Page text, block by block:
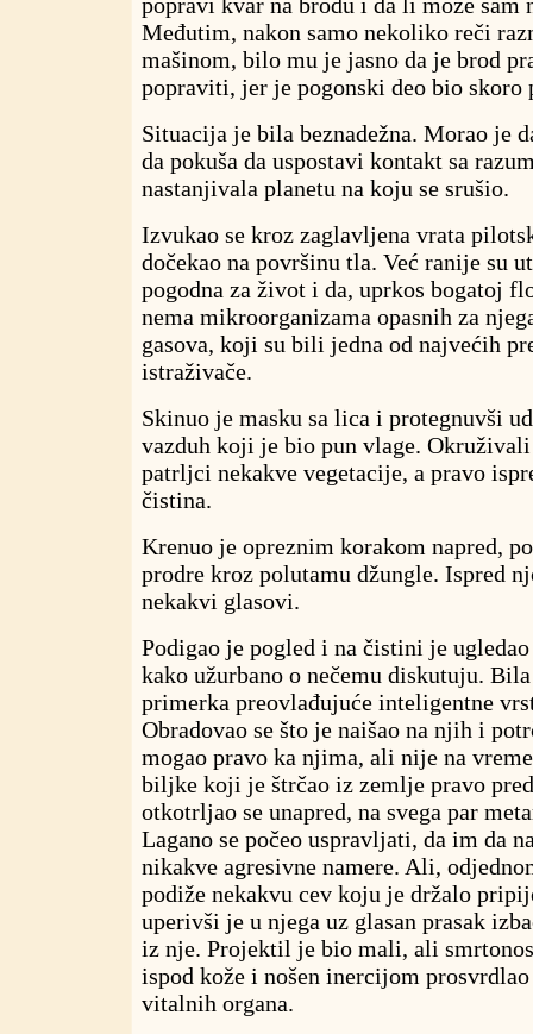
Međutim, nakon samo nekoliko reči
mašinom, bilo mu je jasno da je brod
popraviti, jer je pogonski deo bio skoro
Situacija je bila beznadežna. Morao je
da pokuša da uspostavi kontakt sa
nastanjivala planetu na koju se srušio.
Izvukao se kroz zaglavljena vrata
dočekao na površinu tla. Već ranije su
pogodna za život i da, uprkos bogatoj
nema mikroorganizama opasnih za
gasova, koji su bili jedna od najvećih
istraživače.
Skinuo je masku sa lica i protegnuvši
vazduh koji je bio pun vlage.
patrljci nekakve vegetacije, a pravo
čistina.
Krenuo je opreznim korakom napred,
prodre kroz polutamu džungle. Ispred
nekakvi glasovi.
Podigao je pogled i na čistini je
kako užurbano o nečemu diskutuju.
primerka preovlađujuće inteligentne
Obradovao se što je naišao na njih i
mogao pravo ka njima, ali nije na
biljke koji je štrčao iz zemlje pravo
otkotrljao se unapred, na svega par
Lagano se počeo uspravljati, da im da
nikakve agresivne namere. Ali,
podiže nekakvu cev koju je držalo
uperivši je u njega uz glasan prasak
iz nje. Projektil je bio mali, ali
ispod kože i nošen inercijom
vitalnih organa.